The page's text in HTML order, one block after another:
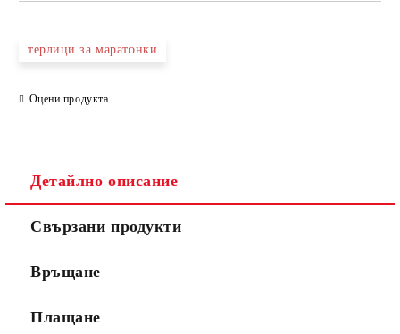
терлици за маратонки
Оцени продукта
Детайлно описание
Свързани продукти
Връщане
Плащане